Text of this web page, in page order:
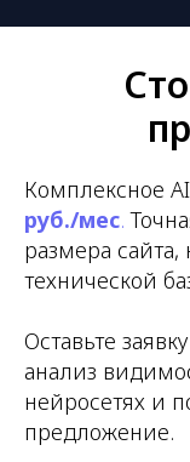
Комплексное
руб./мес.
размера
технической
Оставьте
анализ
нейросетях и
предложение.